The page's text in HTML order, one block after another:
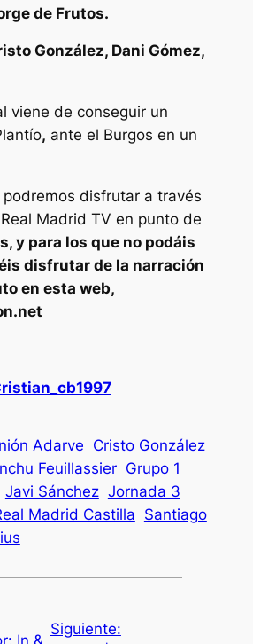
de Frutos.
González, Dani Gómez,
viene de conseguir un
, ante el Burgos en un
disfrutar a través
Madrid TV en punto de
y para los que no podáis
disfrutar de la narración
en esta web,
Adarve
Cristo González
Feuillassier Grupo 1
Javi Sánchez Jornada 3
Madrid Castilla Santiago
Siguiente: